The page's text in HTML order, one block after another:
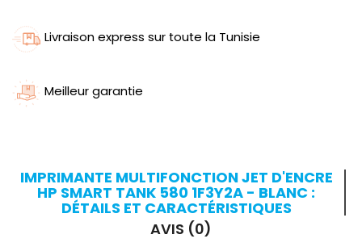
Livraison express sur toute la Tunisie
Meilleur garantie
IMPRIMANTE MULTIFONCTION JET D'ENCRE
HP SMART TANK 580 1F3Y2A - BLANC :
DÉTAILS ET CARACTÉRISTIQUES
AVIS (0)